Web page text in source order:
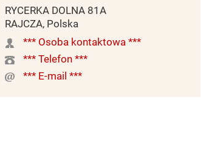
RYCERKA DOLNA 81A
RAJCZA, Polska
*** Osoba kontaktowa ***
*** Telefon ***
*** E-mail ***